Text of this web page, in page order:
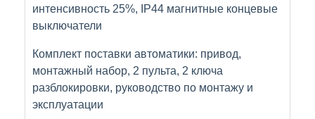
интенсивность 25%, IP44 магнитные концевые
выключатели
Комплект поставки автоматики: привод,
монтажный набор, 2 пульта, 2 ключа
разблокировки, руководство по монтажу и
эксплуатации